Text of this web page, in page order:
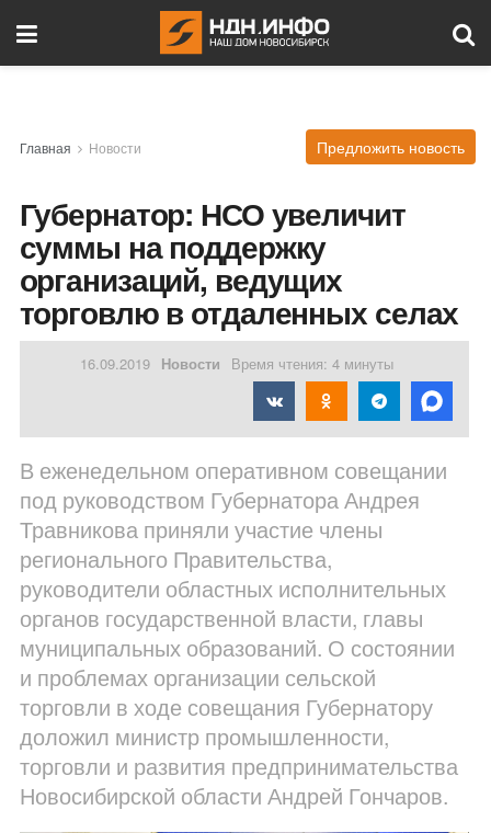
Главная Новости Предложить новость
Губернатор: НСО увеличит
суммы на поддержку
организаций, ведущих
торговлю в отдаленных селах
16.09.2019 Новости Время чтения: 4 минуты
В еженедельном оперативном совещании
под руководством Губернатора Андрея
Травникова приняли участие члены
регионального Правительства,
руководители областных исполнительных
органов государственной власти, главы
муниципальных образований. О состоянии
и проблемах организации сельской
торговли в ходе совещания Губернатору
доложил министр промышленности,
торговли и развития предпринимательства
Новосибирской области Андрей Гончаров.